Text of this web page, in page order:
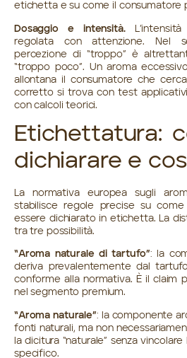
etichetta e su come il consumatore
Dosaggio e intensità.
regolata con attenzione. Nel
percezione di “troppo” è
“troppo poco”. Un aroma
allontana il consumatore che
corretto si trova con test
con calcoli teorici.
Etichettatura:
dichiarare e
La normativa europea sugli
stabilisce regole precise su
essere dichiarato in etichetta. La
tra tre possibilità.
“Aroma naturale di tartufo”: la
deriva prevalentemente dal
conforme alla normativa. È il claim
nel segmento premium.
“Aroma naturale”: la componente
fonti naturali, ma non
la dicitura “naturale” senza
specifico.